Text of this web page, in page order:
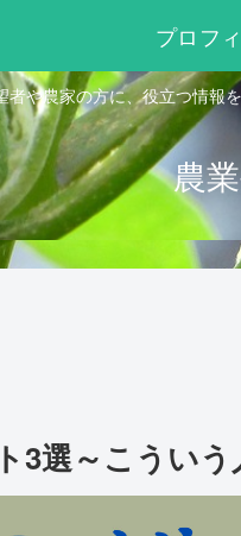
者や農家の方に、役立つ情報
農
プロフ
3選～こういう